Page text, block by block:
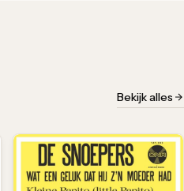
Bekijk alles